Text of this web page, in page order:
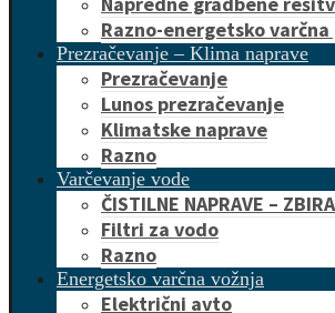
Razno-energetsko
Prezračevanje – Klima naprave
Prezračevanje
Lunos prezračevanje
Klimatske naprave
Razno
Varčevanje vode
ČISTILNE NAPRAVE –
Filtri za vodo
Razno
Energetsko varčna vožnja
Električni avto